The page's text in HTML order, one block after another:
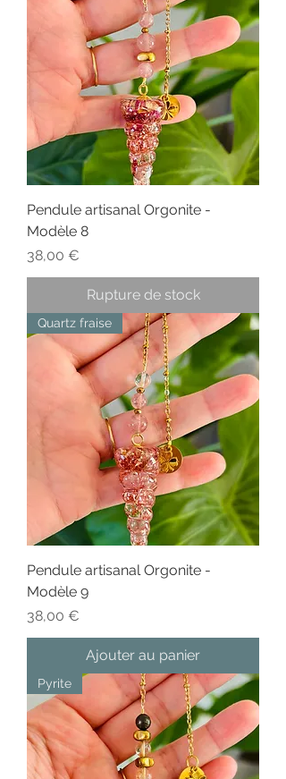
Pendule artisanal Orgonite -
Modèle 8
Prix
38,00 €
Rupture de stock
Quartz fraise
Pendule artisanal Orgonite -
Modèle 9
Prix
38,00 €
Ajouter au panier
Pyrite